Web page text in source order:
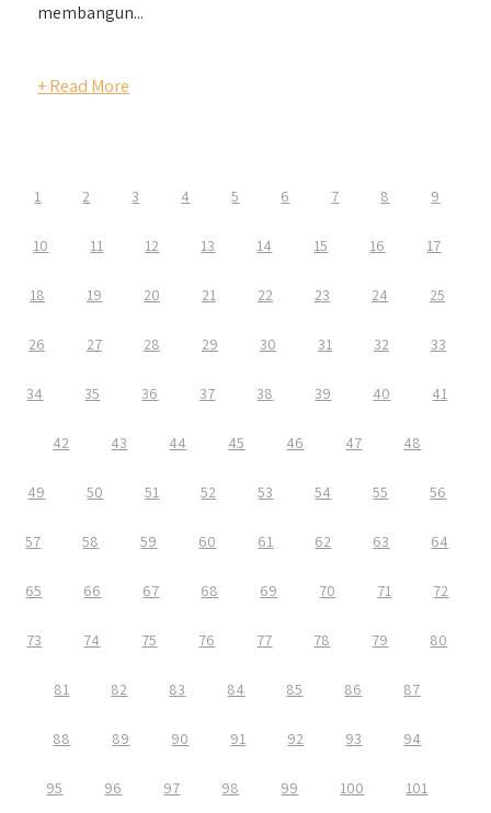
membangun...
+ Read More
1 2 3 4 5 6 7 8 9
10 11 12 13 14 15 16 17
18 19 20 21 22 23 24 25
26 27 28 29 30 31 32 33
34 35 36 37 38 39 40 41
42 43 44 45 46 47 48
49 50 51 52 53 54 55 56
57 58 59 60 61 62 63 64
65 66 67 68 69 70 71 72
73 74 75 76 77 78 79 80
81 82 83 84 85 86 87
88 89 90 91 92 93 94
95 96 97 98 99 100 101